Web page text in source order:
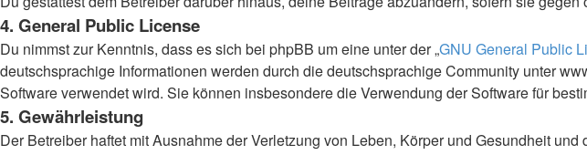
4. General Public License
Du nimmst zur Kenntnis, dass es sich bei phpBB um eine unter der „GNU General Public
deutschsprachige Informationen werden durch die deutschsprachige Community unter
Software verwendet wird. Sie können insbesondere die Verwendung der Software für
5. Gewährleistung
Der Betreiber haftet mit Ausnahme der Verletzung von Leben, Körper und Gesundheit